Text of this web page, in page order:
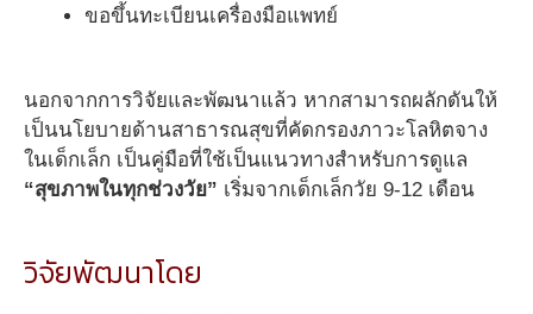
ขอขึ้นทะเบียนเครื่องมือแพทย์
นอกจากการวิจัยและพัฒนาแล้ว หากสามารถผลักดันให้
เป็นนโยบายด้านสาธารณสุขที่คัดกรองภาวะโลหิตจาง
ในเด็กเล็ก เป็นคู่มือที่ใช้เป็นแนวทางสำหรับการดูแล
“สุขภาพในทุกช่วงวัย” เริ่มจากเด็กเล็กวัย 9-12 เดือน
วิจัยพัฒนาโดย